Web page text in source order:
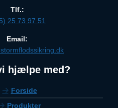
Tlf.:
25 73 97 51
Email:
hjælpe med?
Forside
Produkter